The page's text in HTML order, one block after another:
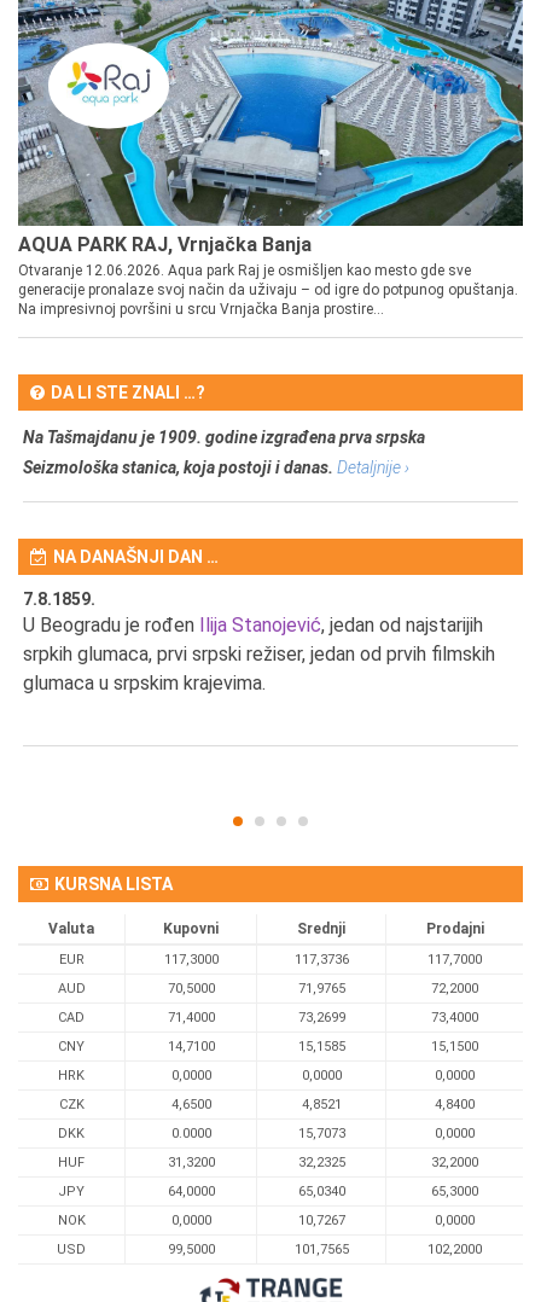
AQUA PARK RAJ, Vrnjačka Banja
Otvaranje 12.06.2026. Aqua park Raj je osmišljen kao mesto gde sve
generacije pronalaze svoj način da uživaju – od igre do potpunog opuštanja.
Na impresivnoj površini u srcu Vrnjačka Banja prostire...
DA LI STE ZNALI …?
Na Tašmajdanu je 1909. godine izgrađena prva srpska
Seizmološka stanica, koja postoji i danas. Detaljnije ›
NA DANAŠNJI DAN …
7.8.1859.
U Beogradu je rođen Ilija Stanojević, jedan od najstarijih
srpkih glumaca, prvi srpski režiser, jedan od prvih filmskih
glumaca u srpskim krajevima.
KURSNA LISTA
Valuta Kupovni Srednji Prodajni
EUR 117,3000 117,3736
117,7000
AUD
70,5000 71,9765
72,2000
CAD
71,4000 73,2699
73,4000
CNY
14,7100 15,1585
15,1500
HRK
0,0000 0,0000
0,0000
CZK
4,6500 4,8521
4,8400
DKK
0.0000 15,7073
0,0000
HUF
31,3200 32,2325
32,2000
JPY
64,0000 65,0340
65,3000
NOK
0,0000 10,7267
0,0000
USD
99,5000 101,7565 102,2000